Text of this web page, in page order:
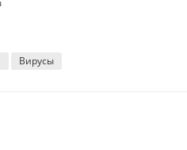
Вирусы
могут появиться
Один из самых опасных ботнетов